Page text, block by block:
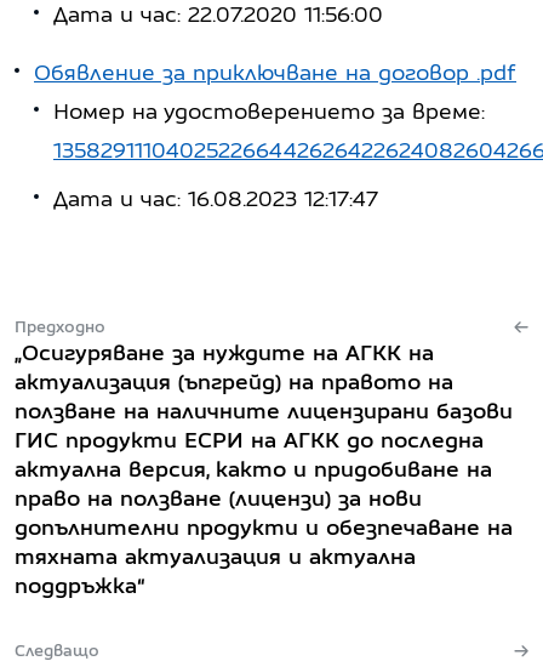
Предходно
„Осигуряване за нуждите на АГКК на
актуализация (ъпгрейд) на правото на
ползване на наличните лицензирани базови
ГИС продукти ЕСРИ на АГКК до последна
актуална версия, както и придобиване на
право на ползване (лицензи) за нови
допълнителни продукти и обезпечаване на
тяхната актуализация и актуална
поддръжка“
Следващо
Дата и час: 22.07.2020 11:56:00
Обявление за приключване на договор .pdf
Номер на удостоверението за време:
Дата и час: 16.08.2023 12:17:47